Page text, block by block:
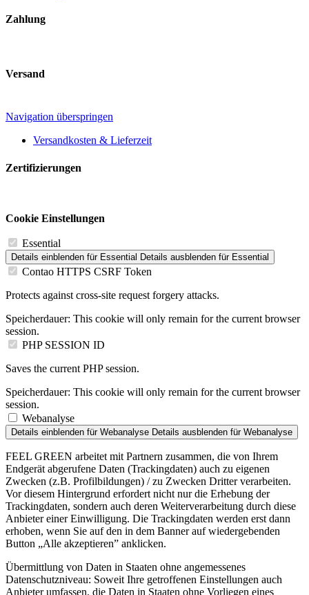
Zahlung
Versand
Navigation überspringen
Versandkosten & Lieferzeit
Zertifizierungen
Cookie Einstellungen
Essential
Details einblenden für Essential Details ausblenden für Essential
Contao HTTPS CSRF Token
Protects against cross-site request forgery attacks.
Speicherdauer: This cookie will only remain for the current browser
session.
PHP SESSION ID
Saves the current PHP session.
Speicherdauer: This cookie will only remain for the current browser
session.
Webanalyse
Details einblenden für Webanalyse Details ausblenden für Webanalyse
FEEL GREEN arbeitet mit Partnern zusammen, die von Ihrem
Endgerät abgerufene Daten (Trackingdaten) auch zu eigenen
Zwecken (z.B. Profilbildungen) / zu Zwecken Dritter verarbeiten.
Vor diesem Hintergrund erfordert nicht nur die Erhebung der
Trackingdaten, sondern auch deren Weiterverarbeitung durch diese
Anbieter einer Einwilligung. Die Trackingdaten werden erst dann
erhoben, wenn Sie auf den in dem Banner auf wiedergebenden
Button „Alle akzeptieren” anklicken.
Übermittlung von Daten in Staaten ohne angemessenes
Datenschutzniveau: Soweit Ihre getroffenen Einstellungen auch
Anbieter umfassen, die Daten in Staaten ohne Vorliegen eines